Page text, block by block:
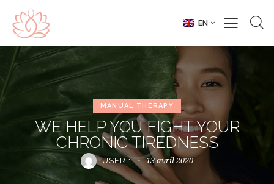
EN
MANUAL THERAPY
WE HELP YOU FIGHT YOUR
CHRONIC TIREDNESS
USER 1 13 avril 2020